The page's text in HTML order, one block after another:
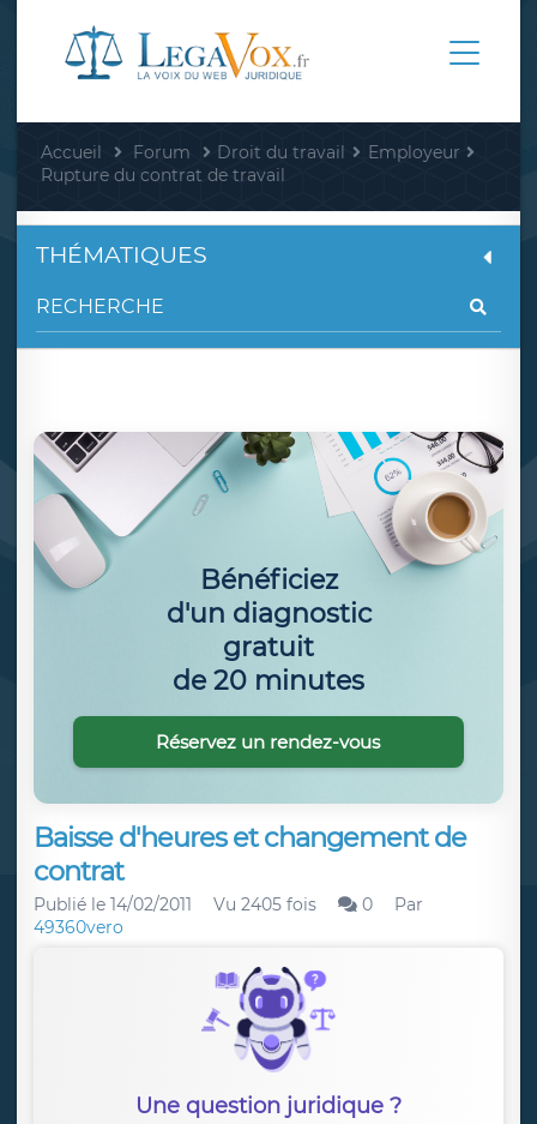
Accueil Forum Droit du travail
Employeur
Rupture du contrat de travail
Baisse d'heures et changement de
contrat
Publié le 14/02/2011 Vu 2405 fois 0
Par
49360vero
Une question juridique ?
THÉMATIQUES
Bénéficiez
d'un diagnostic
gratuit
de 20 minutes
Réservez un rendez-vous